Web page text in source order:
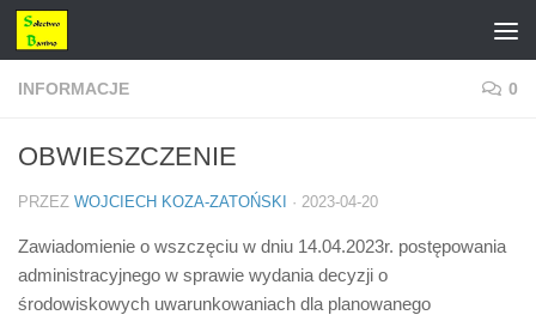
Przejdź do treści
INFORMACJE 0
OBWIESZCZENIE
PRZEZ WOJCIECH KOZA-ZATOŃSKI · 2023-04-20
Zawiadomienie o wszczęciu w dniu 14.04.2023r. postępowania
administracyjnego w sprawie wydania decyzji o
środowiskowych uwarunkowaniach dla planowanego